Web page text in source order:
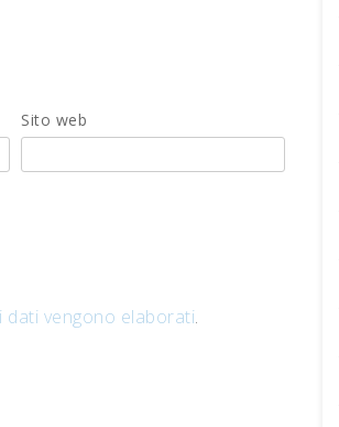
Sito web
dati vengono elaborati.